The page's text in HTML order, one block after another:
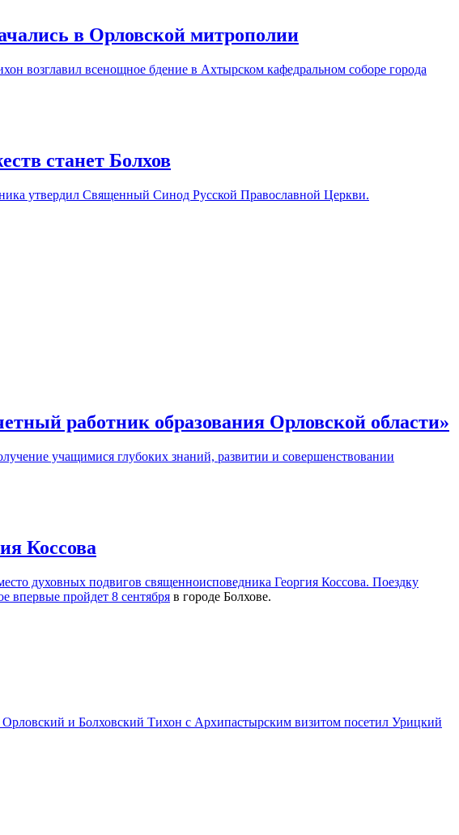
в Орловской митрополии
возглавил всенощное бдение в Ахтырском кафедральном соборе города
станет Болхов
утвердил Священный Синод Русской Православной Церкви.
работник образования Орловской области»
учащимися глубоких знаний, развитии и совершенствовании
Коссова
духовных подвигов священноисповедника Георгия Коссова. Поездку
впервые пройдет 8 сентября в городе Болхове.
и Болховский Тихон с Архипастырским визитом посетил Урицкий